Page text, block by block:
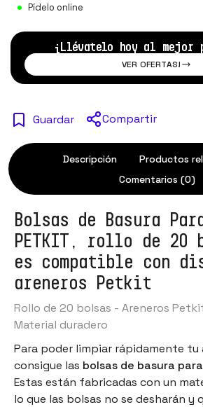
Pídelo online
¡Llévatelo hoy al mejor
VER OFERTAS!
Guardar Compartir
Descripción
Productos
Comentarios (0)
Bolsas de Basura
PETKIT, rollo de 20
es compatible con
areneros Petkit
Rollo de 20 bolsas - Areneros
Material duradero
Para poder limpiar rápidamente tu
consigue las bolsas de basura
Estas están fabricadas con un
lo que las bolsas no se desharán y